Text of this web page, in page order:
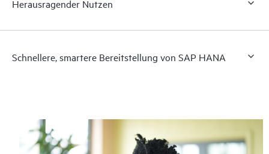
Herausragender Nutzen
Schnellere, smartere Bereitstellung von SAP HANA